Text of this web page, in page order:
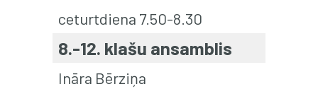
ceturtdiena 7.50-8.30
8.-12. klašu ansamblis
Ināra Bērziņa